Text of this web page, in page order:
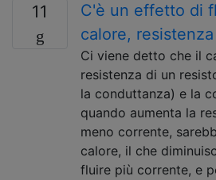
11
C'è un effetto di
calore,
Ci viene detto che il
resistenza di un
la conduttanza) e la
quando aumenta la
meno corrente,
calore, il che
fluire più corrente, e